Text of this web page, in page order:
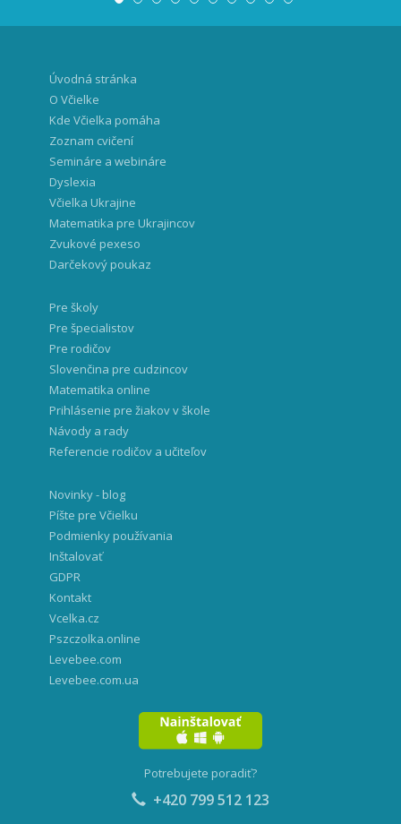
Úvodná stránka
O Včielke
Kde Včielka pomáha
Zoznam cvičení
Semináre a webináre
Dyslexia
Včielka Ukrajine
Matematika pre Ukrajincov
Zvukové pexeso
Darčekový poukaz
Pre školy
Pre špecialistov
Pre rodičov
Slovenčina pre cudzincov
Matematika online
Prihlásenie pre žiakov v škole
Návody a rady
Referencie rodičov a učiteľov
Novinky - blog
Píšte pre Včielku
Podmienky používania
Inštalovať
GDPR
Kontakt
Vcelka.cz
Pszczolka.online
Levebee.com
Levebee.com.ua
Potrebujete poradiť?
+420 799 512 123